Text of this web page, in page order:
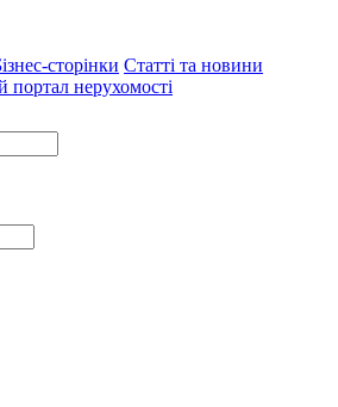
сторінки Статті та новини